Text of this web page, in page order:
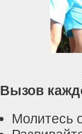
Вызов
Молитесь